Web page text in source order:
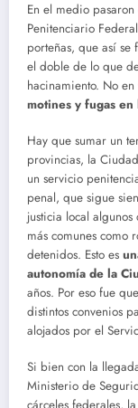
En el medio
Penitenciario
porteñas, que así
el doble de lo que
hacinamiento. No
motines y fugas en
Hay que sumar un
provincias, la
un servicio
penal, que sigue
justicia local
más comunes como
detenidos. Esto es
autonomía de la
años. Por eso fue
distintos convenios
alojados por el
Si bien con la
Ministerio de